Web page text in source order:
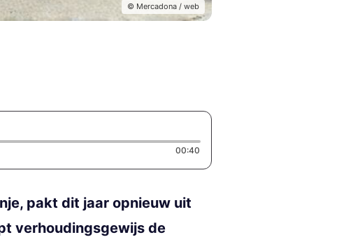
© Mercadona / web
00:40
pakt dit jaar opnieuw uit
verhoudingsgewijs de